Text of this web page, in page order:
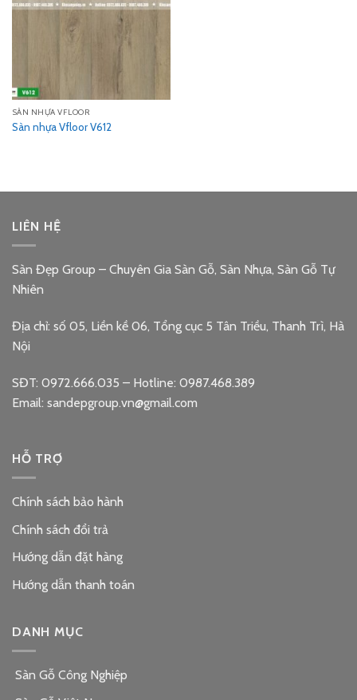
SÀN NHỰA VFLOOR
Sàn nhựa Vfloor V612
LIÊN HỆ
Sàn Đẹp Group – Chuyên Gia Sàn Gỗ, Sàn Nhựa, Sàn Gỗ Tự
Nhiên
Địa chỉ: số 05, Liền kề 06, Tổng cục 5 Tân Triều, Thanh Trì, Hà
Nội
SĐT: 0972.666.035 – Hotline: 0987.468.389
Email: sandepgroup.vn@gmail.com
HỖ TRỢ
Chính sách bảo hành
Chính sách đổi trả
Hướng dẫn đặt hàng
Hướng dẫn thanh toán
DANH MỤC
Sàn Gỗ Công Nghiệp